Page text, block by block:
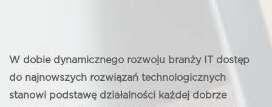
W dobie dynamicznego rozwoju branży IT dostęp
do najnowszych rozwiązań technologicznych
stanowi podstawę działalności każdej dobrze